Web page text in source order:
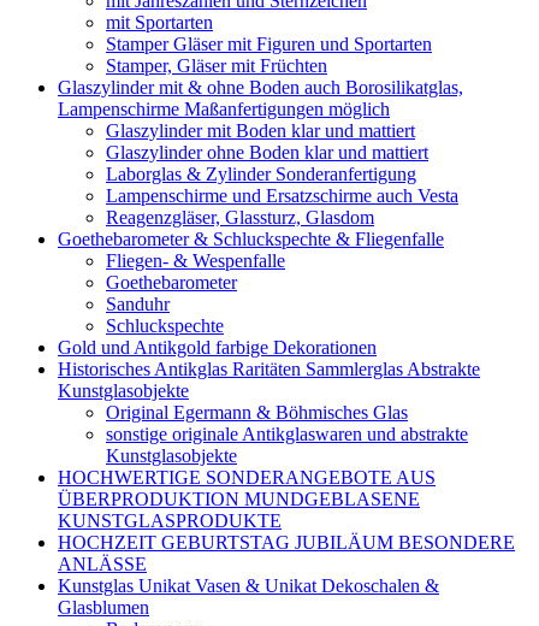
mit Sportarten
Stamper Gläser mit Figuren und Sportarten
Stamper, Gläser mit Früchten
Glaszylinder mit & ohne Boden auch Borosilikatglas,
Lampenschirme Maßanfertigungen möglich
Glaszylinder mit Boden klar und mattiert
Glaszylinder ohne Boden klar und mattiert
Laborglas & Zylinder Sonderanfertigung
Lampenschirme und Ersatzschirme auch Vesta
Reagenzgläser, Glassturz, Glasdom
Goethebarometer & Schluckspechte & Fliegenfalle
Fliegen- & Wespenfalle
Goethebarometer
Sanduhr
Schluckspechte
Gold und Antikgold farbige Dekorationen
Historisches Antikglas Raritäten Sammlerglas Abstrakte
Kunstglasobjekte
Original Egermann & Böhmisches Glas
sonstige originale Antikglaswaren und abstrakte
Kunstglasobjekte
HOCHWERTIGE SONDERANGEBOTE AUS
ÜBERPRODUKTION MUNDGEBLASENE
KUNSTGLASPRODUKTE
HOCHZEIT GEBURTSTAG JUBILÄUM BESONDERE
ANLÄSSE
Kunstglas Unikat Vasen & Unikat Dekoschalen &
Glasblumen